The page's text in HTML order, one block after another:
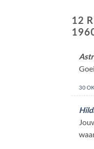
12
30